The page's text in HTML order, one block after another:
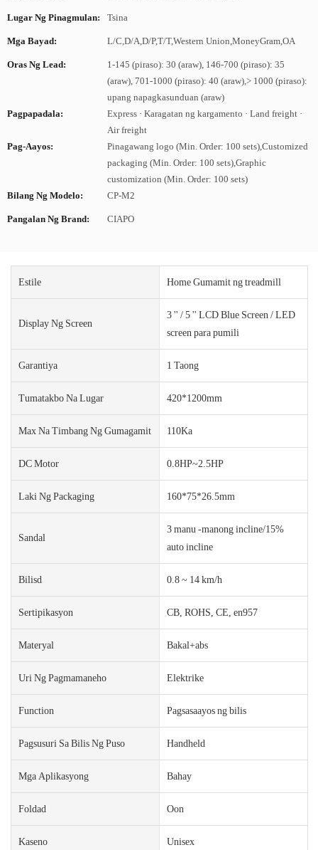
Lugar Ng Pinagmulan: Tsina
Mga Bayad: L/C,D/A,D/P,T/T,Western Union,MoneyGram,OA
Oras Ng Lead:
1-145 (piraso): 30 (araw), 146-700 (piraso): 35
(araw), 701-1000 (piraso): 40 (araw),> 1000 (piraso):
upang napagkasunduan (araw)
Pagpapadala:
Express · Karagatan ng kargamento · Land freight ·
Air freight
Pag-Aayos:
Pinagawang logo (Min. Order: 100 sets),Customized
packaging (Min. Order: 100 sets),Graphic
customization (Min. Order: 100 sets)
Bilang Ng Modelo:
CP-M2
Pangalan Ng Brand: CIAPO
Estile Home Gumamit ng treadmill
Display Ng Screen
3 '' / 5 '' LCD Blue Screen / LED
screen para pumili
Garantiya 1 Taong
Tumatakbo Na Lugar 420*1200mm
Max Na Timbang Ng Gumagamit 110Ka
DC Motor 0.8HP~2.5HP
Laki Ng Packaging 160*75*26.5mm
Sandal
3 manu -manong incline/15%
auto incline
Bilisd 0.8 ~ 14 km/h
Sertipikasyon CB, ROHS, CE, en957
Materyal Bakal+abs
Uri Ng Pagmamaneho Elektrike
Function Pagsasaayos ng bilis
Pagsusuri Sa Bilis Ng Puso Handheld
Mga Aplikasyong Bahay
Foldad Oon
Kaseno Unisex